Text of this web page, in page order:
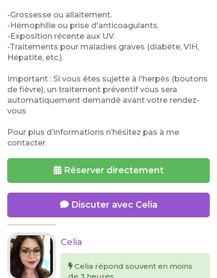
-Grossesse ou allaitement.
-Hémophilie ou prise d'anticoagulants.
-Exposition récente aux UV.
-Traitements pour maladies graves (diabète, VIH,
Hépatite, etc.).
Important : Si vous êtes sujette à l'herpès (boutons
de fièvre), un traitement préventif vous sera
automatiquement demandé avant votre rendez-
vous
Pour plus d’informations n’hésitez pas à me
contacter.
Réserver directement
Discuter avec Celia
Celia
Celia répond souvent en moins